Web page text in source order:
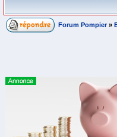
Forum Pompier »